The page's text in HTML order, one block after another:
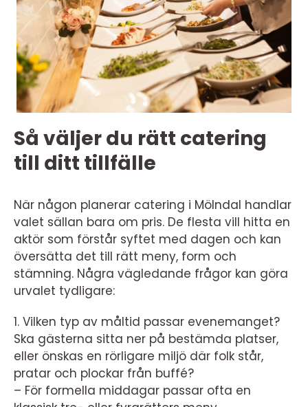
Så väljer du rätt catering
till ditt tillfälle
När någon planerar catering i Mölndal handlar
valet sällan bara om pris. De flesta vill hitta en
aktör som förstår syftet med dagen och kan
översätta det till rätt meny, form och
stämning. Några vägledande frågor kan göra
urvalet tydligare:
1. Vilken typ av måltid passar evenemanget?
Ska gästerna sitta ner på bestämda platser,
eller önskas en rörligare miljö där folk står,
pratar och plockar från buffé?
– För formella middagar passar ofta en